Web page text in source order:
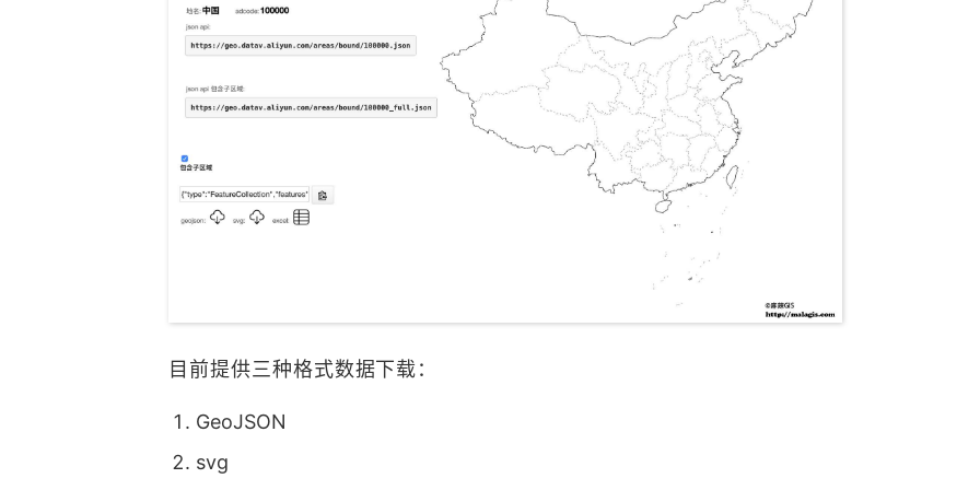
目前提供三种格式数据下载：
GeoJSON
svg